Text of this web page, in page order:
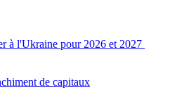
à l'Ukraine pour 2026 et 2027
de capitaux